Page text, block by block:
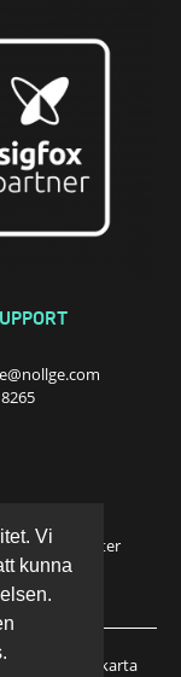
Vi
kunna
konsumenter
företag
Täckningskarta